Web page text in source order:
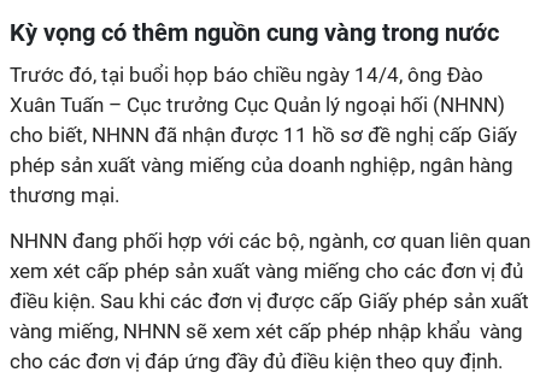
Kỳ vọng có thêm nguồn cung vàng trong nước
Trước đó, tại buổi họp báo chiều ngày 14/4, ông Đào
Xuân Tuấn – Cục trưởng Cục Quản lý ngoại hối (NHNN)
cho biết, NHNN đã nhận được 11 hồ sơ đề nghị cấp Giấy
phép sản xuất vàng miếng của doanh nghiệp, ngân hàng
thương mại.
NHNN đang phối hợp với các bộ, ngành, cơ quan liên quan
xem xét cấp phép sản xuất vàng miếng cho các đơn vị đủ
điều kiện. Sau khi các đơn vị được cấp Giấy phép sản xuất
vàng miếng, NHNN sẽ xem xét cấp phép nhập khẩu vàng
cho các đơn vị đáp ứng đầy đủ điều kiện theo quy định.